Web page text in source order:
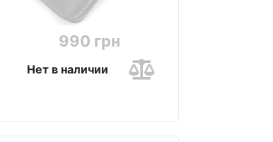
990 грн
Нет в наличии